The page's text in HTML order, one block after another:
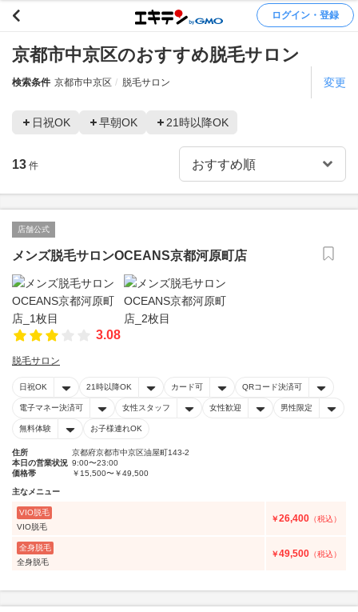
ログイン・登録
京都市中京区のおすすめ脱毛サロン
検索条件 京都市中京区 脱毛サロン 変更
日祝OK 早朝OK 21時以降OK
13 件
店舗公式
メンズ脱毛サロンOCEANS京都河原町店
3.08
脱毛サロン
日祝OK 21時以降OK カード可 QRコード決済可
電子マネー決済可 女性スタッフ 女性歓迎 男性限定
無料体験 お子様連れOK
住所
京都府京都市中京区油屋町143-2
本日の営業状況 9:00〜23:00
価格帯
￥15,500〜￥49,500
主なメニュー
VIO脱毛
VIO脱毛
￥26,400 （税込）
全身脱毛
全身脱毛
￥49,500 （税込）